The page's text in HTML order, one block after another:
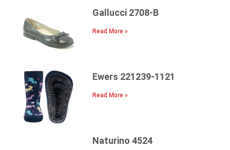
Gallucci 2708-B
Read More »
Ewers 221239-1121
Read More »
Naturino 4524